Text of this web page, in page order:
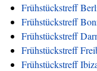
Frühstückstreff
Frühstückstreff
Frühstückstreff
Frühstückstreff
Frühstückstreff